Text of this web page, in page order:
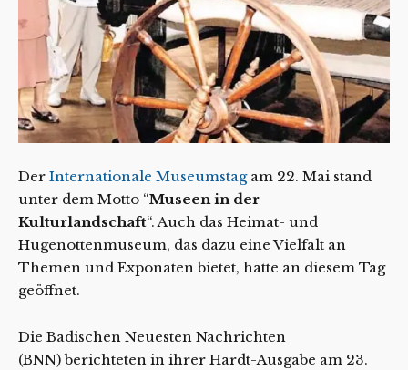
Der Internationale Museumstagam 22. Mai stand
unter dem Motto “Museen in der
Kulturlandschaft“. Auch das Heimat- und
Hugenottenmuseum, das dazu eine Vielfalt an
Themen und Exponaten bietet, hatte an diesem Tag
geöffnet.
Die Badischen Neuesten Nachrichten
(BNN) berichteten in ihrer Hardt-Ausgabe am 23.